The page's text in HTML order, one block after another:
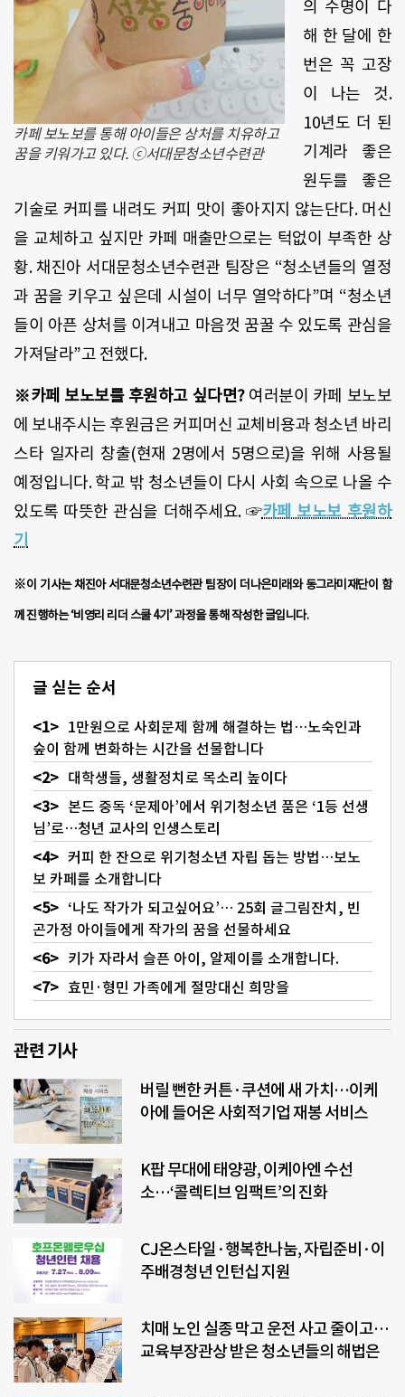
카페 보노보를 통해 아이들은 상처를 치유하고
꿈을 키워가고 있다. ⓒ서대문청소년수련관
의 수명이 다
해 한 달에 한
번은 꼭 고장
이 나는 것.
10년도 더 된
기계라 좋은
원두를 좋은
기술로 커피를 내려도 커피 맛이 좋아지지 않는단다. 머신
을 교체하고 싶지만 카페 매출만으로는 턱없이 부족한 상
황. 채진아 서대문청소년수련관 팀장은 “청소년들의 열정
과 꿈을 키우고 싶은데 시설이 너무 열악하다”며 “청소년
들이 아픈 상처를 이겨내고 마음껏 꿈꿀 수 있도록 관심을
가져달라”고 전했다.
※카페 보노보를 후원하고 싶다면?여러분이 카페 보노보
에 보내주시는 후원금은 커피머신 교체비용과 청소년 바리
스타 일자리 창출(현재 2명에서 5명으로)을 위해 사용될
예정입니다. 학교 밖 청소년들이 다시 사회 속으로 나올 수
있도록 따뜻한 관심을 더해주세요. ☞카페 보노보 후원하
기
※이 기사는 채진아 서대문청소년수련관 팀장이 더나은미래와 동그라미재단이 함
께 진행하는 ‘비영리 리더 스쿨 4기’ 과정을 통해 작성한 글입니다.
글 싣는 순서
1만원으로 사회문제 함께 해결하는 법…노숙인과
숲이 함께 변화하는 시간을 선물합니다
대학생들, 생활정치로 목소리 높이다
본드 중독 ‘문제아’에서 위기청소년 품은 ‘1등 선생
님’로…청년 교사의 인생스토리
커피 한 잔으로 위기청소년 자립 돕는 방법…보노
보 카페를 소개합니다
‘나도 작가가 되고싶어요’… 25회 글그림잔치, 빈
곤가정 아이들에게 작가의 꿈을 선물하세요
키가 자라서 슬픈 아이, 알제이를 소개합니다.
효민·형민 가족에게 절망대신 희망을
관련 기사
버릴 뻔한 커튼·쿠션에 새 가치…이케
아에 들어온 사회적기업 재봉 서비스
K팝 무대에 태양광, 이케아엔 수선
소…‘콜렉티브 임팩트’의 진화
CJ온스타일·행복한나눔, 자립준비·이
주배경청년 인턴십 지원
치매 노인 실종 막고 운전 사고 줄이고…
교육부장관상 받은 청소년들의 해법은